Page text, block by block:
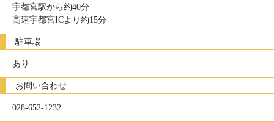
宇都宮駅から約40分
高速宇都宮ICより約15分
駐車場
あり
お問い合わせ
028-652-1232